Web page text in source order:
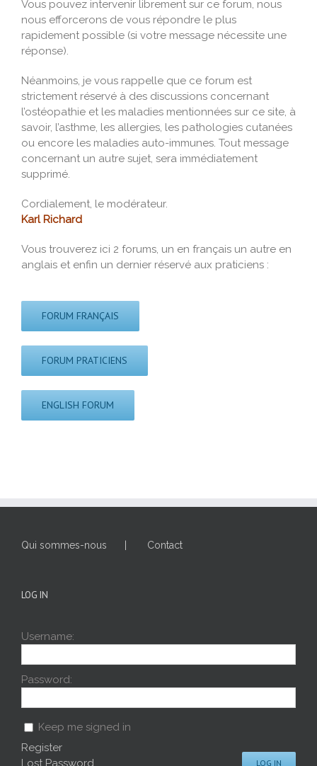
Vous pouvez intervenir librement sur ce forum, nous
nous efforcerons de vous répondre le plus
rapidement possible (si votre message nécessite une
réponse).
Néanmoins, je vous rappelle que ce forum est
strictement réservé à des discussions concernant
l’ostéopathie et les maladies mentionnées sur ce site, à
savoir, l’asthme, les allergies, les pathologies cutanées
ou encore les maladies auto-immunes. Tout message
concernant un autre sujet, sera immédiatement
supprimé.
Cordialement, le modérateur.
Karl Richard
Vous trouverez ici 2 forums, un en français un autre en
anglais et enfin un dernier réservé aux praticiens :
FORUM FRANÇAIS
FORUM PRATICIENS
ENGLISH FORUM
Qui sommes-nous Contact
LOG IN
Username:
Password:
Keep me signed in
LOG IN
Register
Lost Password